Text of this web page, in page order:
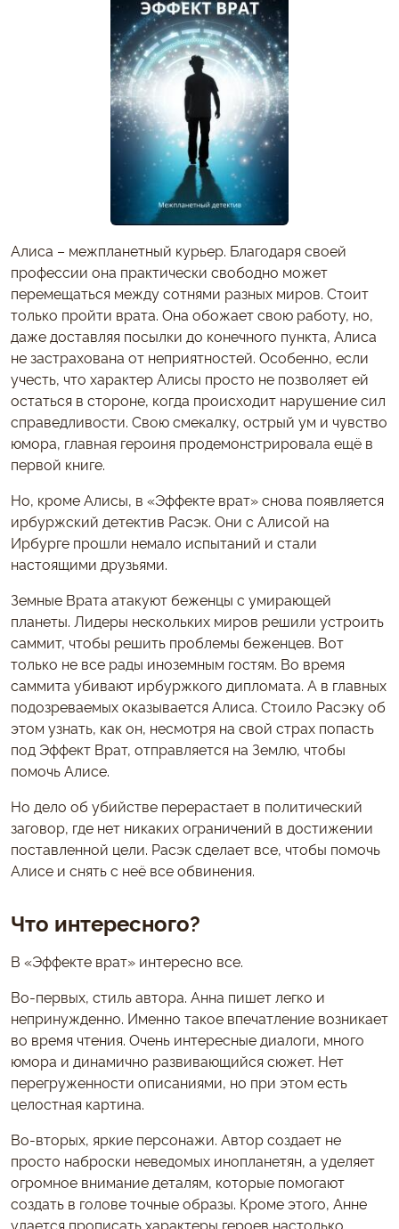
Алиса – межпланетный курьер. Благодаря своей
профессии она практически свободно может
перемещаться между сотнями разных миров. Стоит
только пройти врата. Она обожает свою работу, но,
даже доставляя посылки до конечного пункта, Алиса
не застрахована от неприятностей. Особенно, если
учесть, что характер Алисы просто не позволяет ей
остаться в стороне, когда происходит нарушение сил
справедливости. Свою смекалку, острый ум и чувство
юмора, главная героиня продемонстрировала ещё в
первой книге.
Но, кроме Алисы, в «Эффекте врат» снова появляется
ирбуржский детектив Расэк. Они с Алисой на
Ирбурге прошли немало испытаний и стали
настоящими друзьями.
Земные Врата атакуют беженцы с умирающей
планеты. Лидеры нескольких миров решили устроить
саммит, чтобы решить проблемы беженцев. Вот
только не все рады иноземным гостям. Во время
саммита убивают ирбуржкого дипломата. А в главных
подозреваемых оказывается Алиса. Стоило Расэку об
этом узнать, как он, несмотря на свой страх попасть
под Эффект Врат, отправляется на Землю, чтобы
помочь Алисе.
Но дело об убийстве перерастает в политический
заговор, где нет никаких ограничений в достижении
поставленной цели. Расэк сделает все, чтобы помочь
Алисе и снять с неё все обвинения.
Что интересного?
В «Эффекте врат» интересно все.
Во-первых, стиль автора. Анна пишет легко и
непринужденно. Именно такое впечатление возникает
во время чтения. Очень интересные диалоги, много
юмора и динамично развивающийся сюжет. Нет
перегруженности описаниями, но при этом есть
целостная картина.
Во-вторых, яркие персонажи. Автор создает не
просто наброски неведомых инопланетян, а уделяет
огромное внимание деталям, которые помогают
создать в голове точные образы. Кроме этого, Анне
удается прописать характеры героев настолько